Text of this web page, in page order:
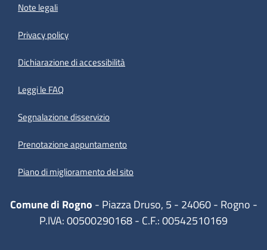
Note legali
Privacy policy
Dichiarazione di accessibilità
Leggi le FAQ
Segnalazione disservizio
Prenotazione appuntamento
Piano di miglioramento del sito
Comune di Rogno - Piazza Druso, 5 - 24060 - Rogno -
P.IVA: 00500290168 - C.F.: 00542510169